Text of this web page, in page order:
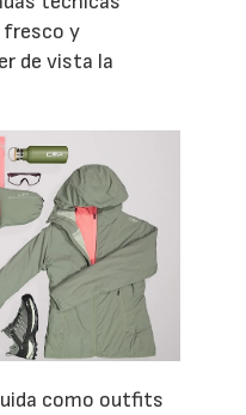
fresco y
de vista la
como outfits